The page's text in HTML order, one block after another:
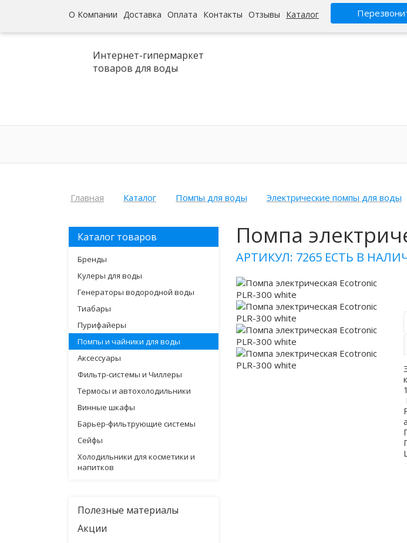
О Компании Доставка Оплата Контакты Отзывы Каталог
Интернет-гипермаркет
товаров для воды
Главная Каталог Помпы для воды Электрические помпы для воды
Каталог товаров
Бренды
Кулеры для воды
Генераторы водородной воды
Тиабары
Пурифайеры
Помпы и чайники для воды
Аксессуары
Фильтр-системы и Чиллеры
Термосы и автохолодильники
Винные шкафы
Барьер-фильтрующие системы
Сейфы
Холодильники для косметики и
напитков
Полезные материалы
Акции
Помпа
АРТИКУЛ: 7265 ЕСТЬ В